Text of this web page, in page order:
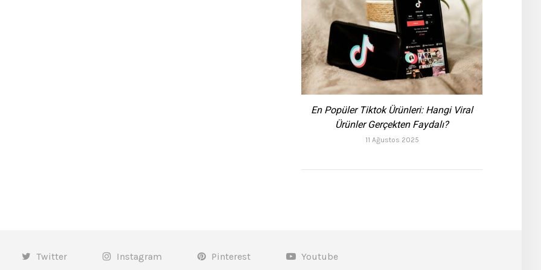
En Popüler Tiktok Ürünleri: Hangi Viral
Ürünler Gerçekten Faydalı?
11 Ağustos 2025
Twitter Instagram Pinterest Youtube